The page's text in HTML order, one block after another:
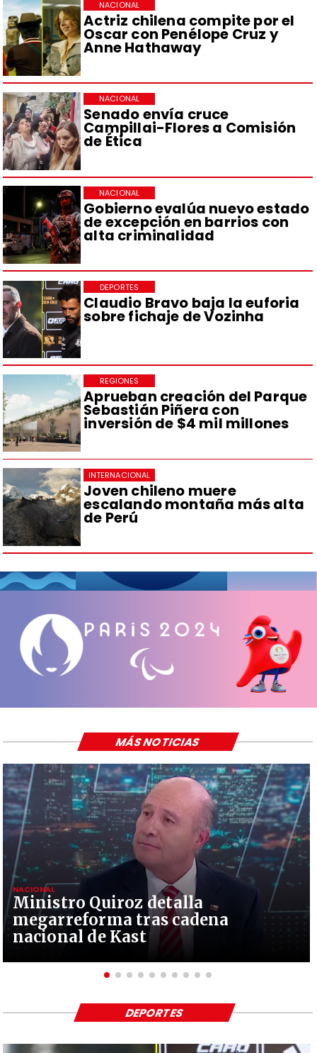
Actriz chilena compite por el
Oscar con Penélope Cruz y
Anne Hathaway
NACIONAL
Senado envía cruce
Campillai-Flores a Comisión
de Ética
NACIONAL
Gobierno evalúa nuevo estado
de excepción en barrios con
alta criminalidad
NACIONAL
Claudio Bravo baja la euforia
sobre fichaje de Vozinha
DEPORTES
Aprueban creación del Parque
Sebastián Piñera con
inversión de $4 mil millones
REGIONES
Joven chileno muere
escalando montaña más alta
de Perú
INTERNACIONAL
Ministro Quiroz detalla
megarreforma tras cadena
nacional de Kast
NACIONAL
MÁS NOTICIAS
DEPORTES